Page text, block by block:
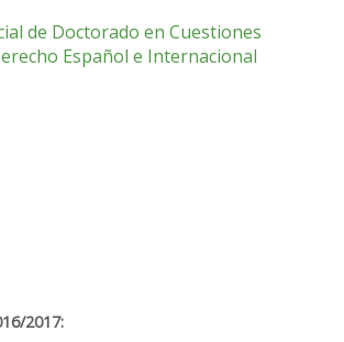
de Doctorado en Cuestiones
Español e Internacional